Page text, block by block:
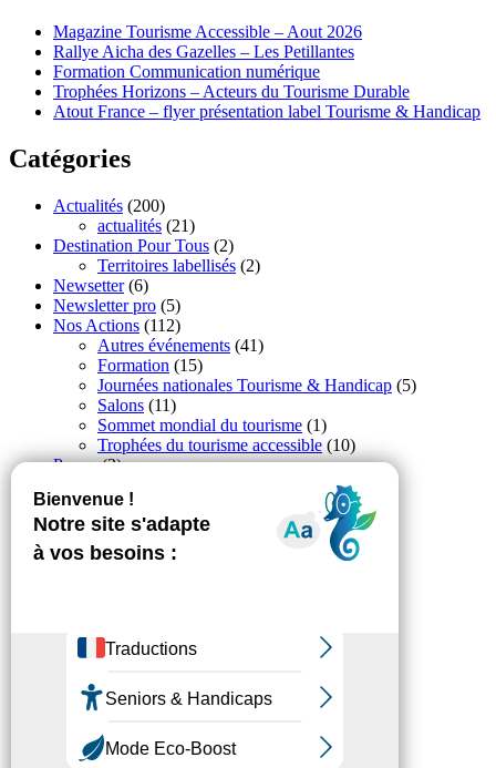
Magazine Tourisme Accessible – Aout 2026
Rallye Aicha des Gazelles – Les Petillantes
Formation Communication numérique
Trophées Horizons – Acteurs du Tourisme Durable
Atout France – flyer présentation label Tourisme & Handicap
Catégories
Actualités (200)
actualités (21)
Destination Pour Tous (2)
Territoires labellisés (2)
Newsetter(6)
Newsletter pro (5)
Nos Actions (112)
Autres événements (41)
Formation (15)
Journées nationales Tourisme & Handicap (5)
Salons (11)
Sommet mondial du tourisme (1)
Trophées du tourisme accessible (10)
Presse(3)
Actualités
Mentions légales